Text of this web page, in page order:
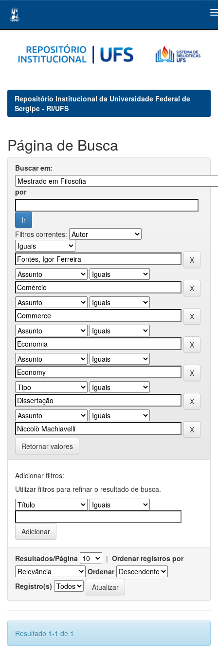
navigation
Repositório Institucional da Universidade Federal de
Sergipe - RI/UFS
Página de Busca
Buscar em:
por
Filtros correntes:
Retornar valores
Adicionar filtros:
Utilizar filtros para refinar o resultado de busca.
Resultados/Página | Ordenar registros por
Ordenar
Registro(s)
Resultado 1-1 de 1.